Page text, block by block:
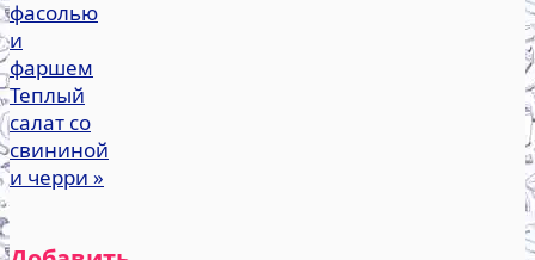
фасолью
и
фаршем
Теплый
салат со
свининой
и черри »